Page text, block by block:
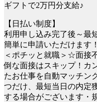
ギフトで2万円分支給♪
【日払い制度】
利用申し込み完了後～最
簡単に申請いただけます
＜ポチッと就職＞☆面接
倒な面接はスキップ！カ
たお仕事を自動マッチン
つだけ、最短当日の内定
する場合がございます・